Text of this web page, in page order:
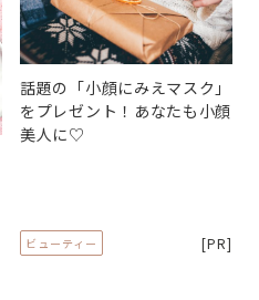
話題の「小顔にみえマスク」
をプレゼント！あなたも小顔
美人に♡
ビューティー [PR]